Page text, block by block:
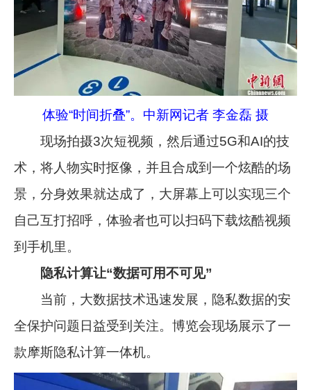
体验“时间折叠”。中新网记者 李金磊 摄
现场拍摄3次短视频，然后通过5G和AI的技
术，将人物实时抠像，并且合成到一个炫酷的场
景，分身效果就达成了，大屏幕上可以实现三个
自己互打招呼，体验者也可以扫码下载炫酷视频
到手机里。
隐私计算让“数据可用不可见”
当前，大数据技术迅速发展，隐私数据的安
全保护问题日益受到关注。博览会现场展示了一
款摩斯隐私计算一体机。